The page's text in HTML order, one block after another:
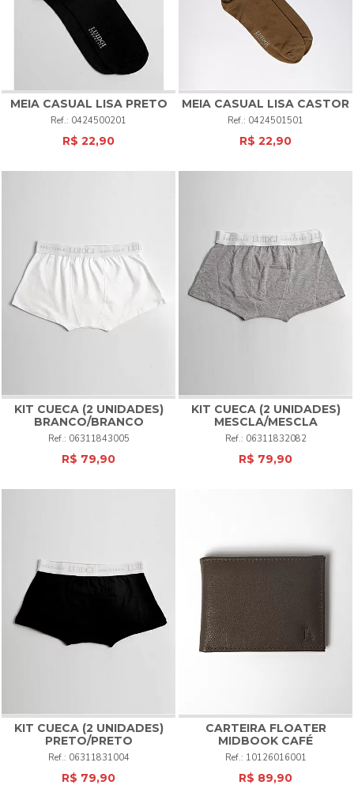
MEIA CASUAL LISA PRETO
0424500201
R$ 22,90
MEIA CASUAL LISA CASTOR
0424501501
R$ 22,90
KIT CUECA (2 UNIDADES)
BRANCO/BRANCO
06311843005
R$ 79,90
KIT CUECA (2 UNIDADES)
MESCLA/MESCLA
06311832082
R$ 79,90
KIT CUECA (2 UNIDADES)
PRETO/PRETO
06311831004
R$ 79,90
CARTEIRA FLOATER
MIDBOOK CAFÉ
10126016001
R$ 89,90